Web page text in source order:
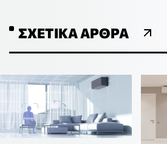
ΣΧΕΤΙΚΆ ΆΡΘΡΑ